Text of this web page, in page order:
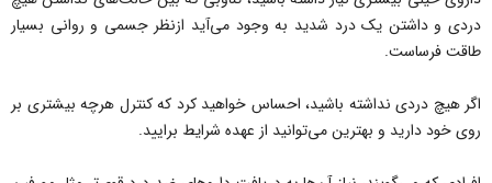
دردی و داشتن یک درد شدید به وجود می‌آید ازنظر جسمی و روانی بسیار
طاقت فرساست.
اگر هیچ دردی نداشته باشید، احساس خواهید کرد که کنترل هرچه بیشتری بر
روی خود دارید و بهترین می‌توانید از عهده شرایط برایید.